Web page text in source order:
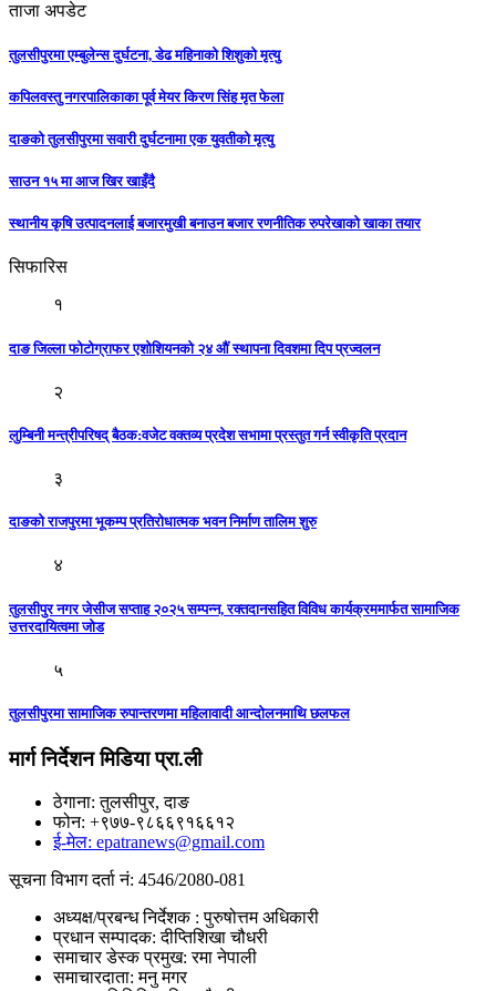
ताजा अपडेट
तुलसीपुरमा एम्बुलेन्स दुर्घटना, डेढ महिनाको शिशुको मृत्यु
कपिलवस्तु नगरपालिकाका पूर्व मेयर किरण सिंह मृत फेला
दाङको तुलसीपुरमा सवारी दुर्घटनामा एक युवतीको मृत्यु
साउन १५ मा आज खिर खाइँदै
स्थानीय कृषि उत्पादनलाई बजारमुखी बनाउन बजार रणनीतिक रुपरेखाको खाका तयार
सिफारिस
१
दाङ जिल्ला फोटोग्राफर एशोशियनको २४ औं स्थापना दिवशमा दिप प्रज्वलन
२
लुम्बिनी मन्त्रीपरिषद् बैठक:वजेट वक्तव्य प्रदेश सभामा प्रस्तुत गर्न स्वीकृति प्रदान
३
दाङको राजपुरमा भूकम्प प्रतिरोधात्मक भवन निर्माण तालिम शुरु
४
तुलसीपुर नगर जेसीज सप्ताह २०२५ सम्पन्न, रक्तदानसहित विविध कार्यक्रममार्फत सामाजिक
उत्तरदायित्वमा जोड
५
तुलसीपुरमा सामाजिक रुपान्तरणमा महिलावादी आन्दाेलनमाथि छलफल
मार्ग निर्देशन मिडिया प्रा.ली
ठेगाना: तुलसीपुर, दाङ
फोन: +९७७-९८६६९१६६१२
ई-मेल: epatranews@gmail.com
सूचना विभाग दर्ता नं: 4546/2080-081
अध्यक्ष/प्रबन्ध निर्देशक : पुरुषोत्तम अधिकारी
प्रधान सम्पादक: दीप्तिशिखा चौधरी
समाचार डेस्क प्रमुख: रमा नेपाली
समाचारदाता: मनु मगर